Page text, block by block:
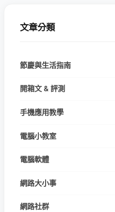
文章分類
節慶與生活指南
開箱文 & 評測
手機應用教學
電腦小教室
電腦軟體
網路大小事
網路社群